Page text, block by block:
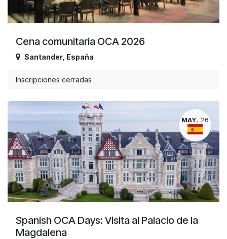
Cena comunitaria OCA 2026
Santander, España
Inscripciones cerradas
MAY. 26
Spanish OCA Days: Visita al Palacio de la
Magdalena